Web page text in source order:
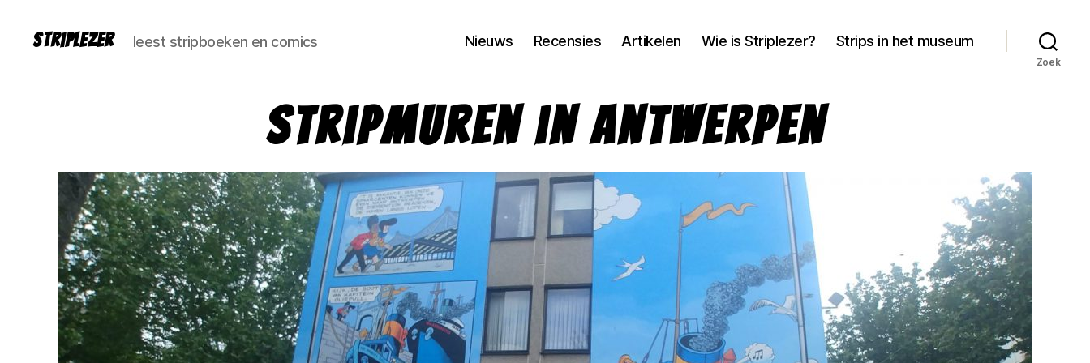
Striplezer leest stripboeken en comics Nieuws Recensies Artikelen Wie is Striplezer? Strips in het museum
Zoek
Stripmuren in Antwerpen